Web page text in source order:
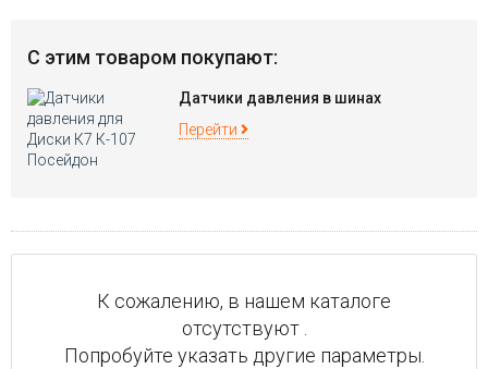
С этим товаром покупают:
Датчики давления в шинах
Перейти
К сожалению, в нашем каталоге
отсутствуют .
Попробуйте указать другие параметры.